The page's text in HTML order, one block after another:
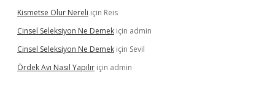
Kismetse Olur Nereli için Reis
Cinsel Seleksiyon Ne Demek için admin
Cinsel Seleksiyon Ne Demek için Sevil
Ördek Avı Nasıl Yapılır için admin